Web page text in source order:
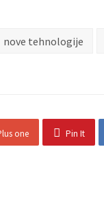
nove tehnologije
one Pin It